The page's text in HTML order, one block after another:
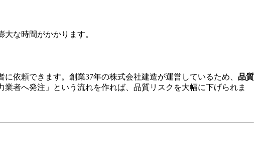
な時間がかかります。
依頼できます。創業37年の株式会社建造が運営しているため、 品質
者へ発注」という流れを作れば、品質リスクを大幅に下げられま